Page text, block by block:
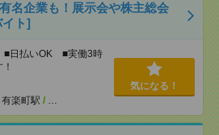
名企業も！展示会や株主総会
ト]
日払いOK ■実働3時
有楽町駅 / …
気になる！